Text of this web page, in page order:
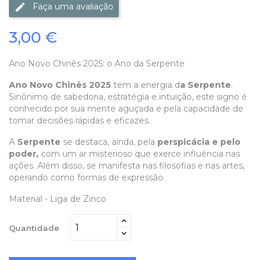
Faça uma avaliação
3,00 €
Ano Novo Chinês 2025: o Ano da Serpente
Ano Novo Chinês 2025 tem a energia da Serpente.
Sinônimo de sabedoria, estratégia e intuição, este signo é
conhecido por sua mente aguçada e pela capacidade de
tomar decisões rápidas e eficazes.
A Serpente se destaca, ainda, pela perspicácia e pelo
poder, com um ar misterioso que exerce influência nas
ações. Além disso, se manifesta nas filosofias e nas artes,
operando como formas de expressão.
Material - Liga de Zinco
Quantidade